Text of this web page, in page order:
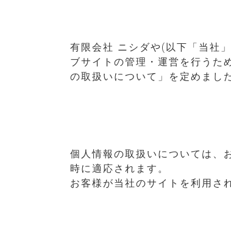
有限会社 ニシダや(以下「当社
ブサイトの管理・運営を行う
の取扱いについて」を定めまし
個人情報の取扱いについては、
時に適応されます。
お客様が当社のサイトを利用さ